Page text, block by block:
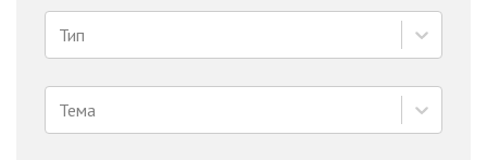
Тип
Тема